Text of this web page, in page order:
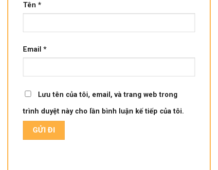
Tên *
Email *
Lưu tên của tôi, email, và trang web trong
trình duyệt này cho lần bình luận kế tiếp của tôi.